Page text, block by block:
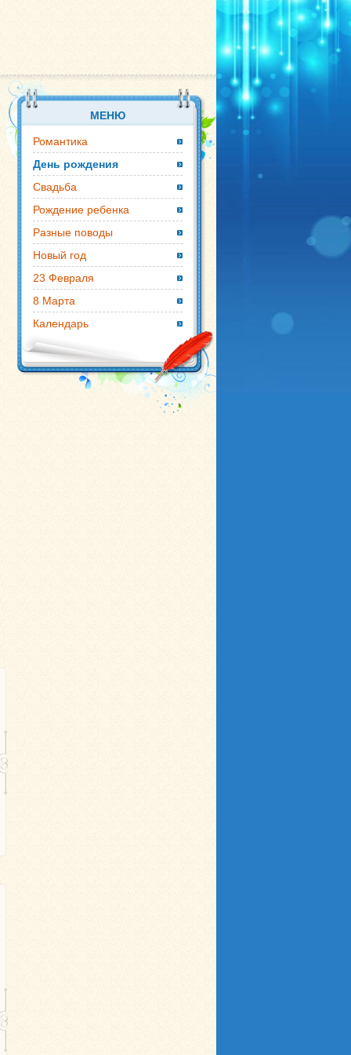
МЕНЮ
Романтика
День рождения
Свадьба
Рождение ребенка
Разные поводы
Новый год
23 Февраля
8 Марта
Календарь